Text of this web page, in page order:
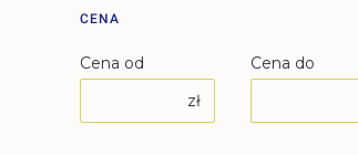
CENA
Cena od
zł
Cena do